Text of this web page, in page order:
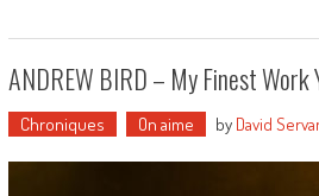
ANDREW BIRD – My Finest
Chroniques On aime by David